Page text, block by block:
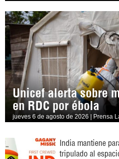
Unicef alerta sobre
en RDC por ébola
jueves 6 de agosto de 2026 | Prensa
India mantiene
tripulado al